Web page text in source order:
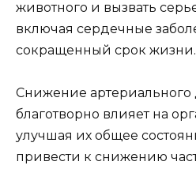
животного и вызвать
включая сердечные
сокращенный срок жизни.
Снижение артериального
благотворно влияет на
улучшая их общее
привести к снижению